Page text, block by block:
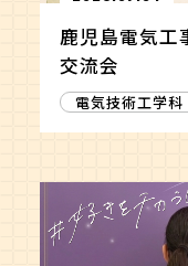
鹿児島電気工
交流会
電気技術工学科